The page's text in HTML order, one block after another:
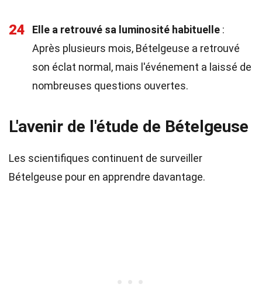
24 Elle a retrouvé sa luminosité habituelle :
Après plusieurs mois, Bételgeuse a retrouvé
son éclat normal, mais l'événement a laissé de
nombreuses questions ouvertes.
L'avenir de l'étude de Bételgeuse
Les scientifiques continuent de surveiller
Bételgeuse pour en apprendre davantage.